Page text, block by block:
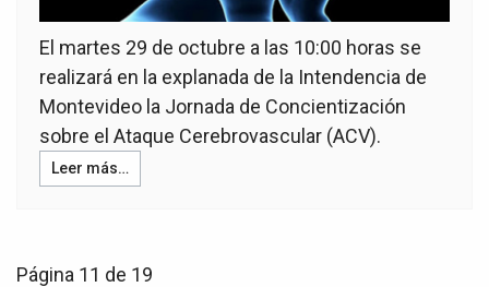
El martes 29 de octubre a las 10:00 horas se
realizará en la explanada de la Intendencia de
Montevideo la Jornada de Concientización
sobre el Ataque Cerebrovascular (ACV).
Leer más…
Página 11 de 19